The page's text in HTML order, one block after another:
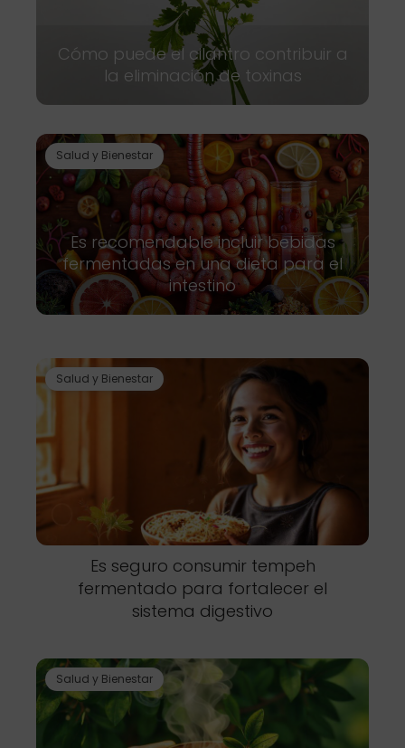
Cómo puede el cilantro contribuir a
la eliminación de toxinas
Salud y Bienestar
Es recomendable incluir bebidas
fermentadas en una dieta para el
intestino
Salud y Bienestar
Es seguro consumir tempeh
fermentado para fortalecer el
sistema digestivo
Salud y Bienestar